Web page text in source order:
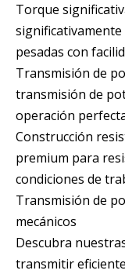
Torque
pesadas con
Transmisión de
transmisión de
operación
Construcción
premium para
condiciones de
Transmisión de
mecánicos
Descubra
transmitir